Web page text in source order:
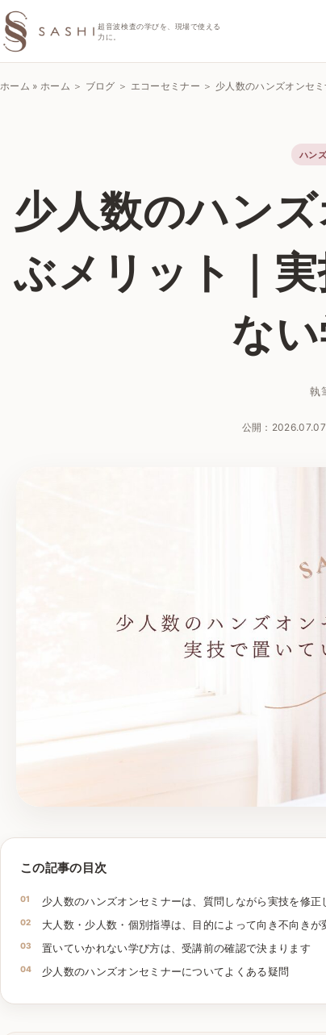
SASHIエコーラボ
超音波検査の学びを、現場で使える
力に。
ホーム » ホーム ＞ ブログ ＞ エコーセミナー ＞ 少人数のハンズオンセ
ハン
少人数のハン
ぶメリット｜
な
執
公開： 2026.07.07
この記事の目次
少人数のハンズオンセミナーは、質問しながら実技を修正
大人数・少人数・個別指導は、目的によって向き不向きが
置いていかれない学び方は、受講前の確認で決まります
少人数のハンズオンセミナーについてよくある疑問